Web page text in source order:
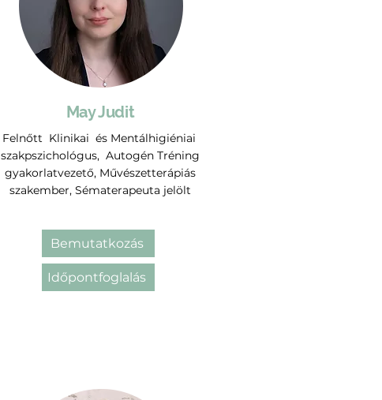
May Judit
Felnőtt Klinikai és Mentálhigiéniai
szakpszichológus, Autogén Tréning
gyakorlatvezető, Művészetterápiás
szakember, Sématerapeuta jelölt
Bemutatkozás
Időpontfoglalás